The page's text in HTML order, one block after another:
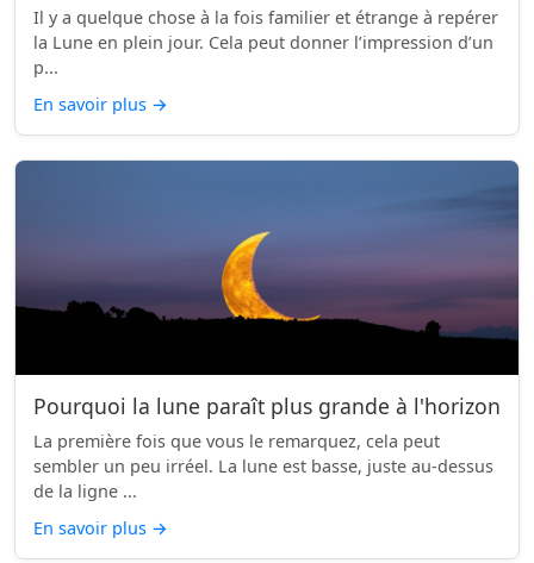
Il y a quelque chose à la fois familier et étrange à repérer
la Lune en plein jour. Cela peut donner l’impression d’un
p...
En savoir plus →
Pourquoi la lune paraît plus grande à l'horizon
La première fois que vous le remarquez, cela peut
sembler un peu irréel. La lune est basse, juste au-dessus
de la ligne ...
En savoir plus →